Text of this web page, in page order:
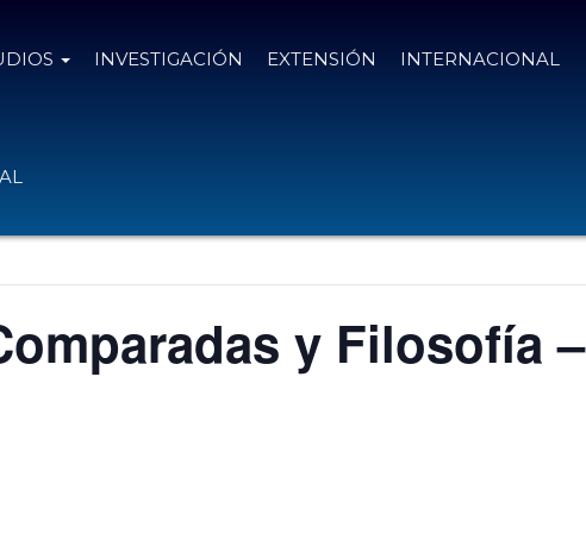
INVESTIGACIÓN EXTENSIÓN INTERNACIONAL
y Filosofía –